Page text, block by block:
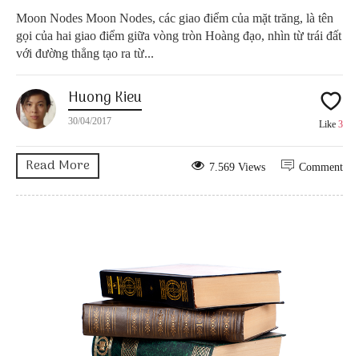
Moon Nodes Moon Nodes, các giao điểm của mặt trăng, là tên
gọi của hai giao điểm giữa vòng tròn Hoàng đạo, nhìn từ trái đất
với đường thẳng tạo ra từ...
Huong Kieu
30/04/2017 Like 3
Read More Comment
7.569 Views